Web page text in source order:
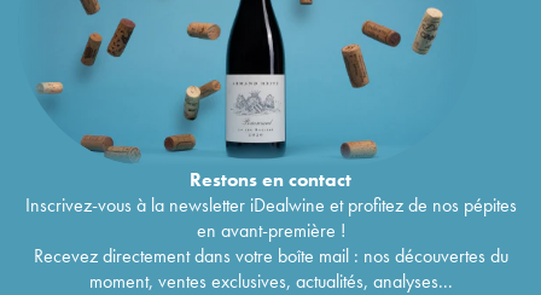
Restons encontact
Inscrivez-vous à la newsletter iDealwine et profitez de nos pépites
en avant-première !
Recevez directement dans votre boîte mail : nos découvertes du
moment, ventes exclusives, actualités, analyses...